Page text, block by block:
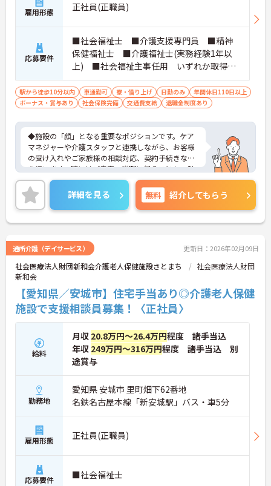
雇用形態 正社員(正職員)
応募要件
■社会福祉士 ■介護支援専門員 ■精神
保健福祉士 ■介護福祉士(実務経験1年以
上) ■社会福祉主事任用 いずれか取得さ
れている方 ■普通自動車免許をお持ちの
方 ※厚生労働大臣が定める科目を3科目以上
履修していることが成績証明書の提示にて
駅から徒歩10分以内 車通勤可 寮・借り上げ 日勤のみ
年間休日110日以上
ボーナス・賞与あり
社会保険完備 交通費支給 退職金制度あり
◆施設の「顔」となる重要なポジションです。ケア
マネジャーや介護スタッフと連携しながら、お客様
の受け入れやご家族様の相談対応、契約手続きなど
を行います。時にはご自宅へ説明に伺うことも。業
務の幅は広いですが、その分、お客様の「困った」
に寄り添い、解決できた時の喜びはひとしおです。
親身な対応ができるあなたを、スタッフみんなが待
っています。
◆年間休日は117日以上あり、シフト制ですが希望
しいポイントです。有給休暇は1時間単位で取得でき
るので、「ちょっと用事を済ませたい」という時に
も便利。オンとオフを上手に切り替えて、自分らし
い働き方が実現できます。
◆タブレット端末を活用した介護記録システムを導
入♪スタッフ同士の情報共有もスムーズになり、
「ご利用者様と向き合う時間が増えた」と現場でも
好評です。効率よく働けます。
詳細を見る 無料 紹介してもらう
通所介護（デイサービス） 更新日：2026年02月09日
社会医療法人財団新和会介護老人保健施設さとまち
社会医療法人財団
新和会
【愛知県／安城市】住宅手当あり◎介護老人保健
施設で支援相談員募集！〈正社員〉
給料
月収 20.8万円～26.4万円程度 諸手当込
年収 249万円～316万円程度 諸手当込 別
途賞与
勤務地
愛知県 安城市 里町畑下62番地
名鉄名古屋本線「新安城駅」バス・車5分
雇用形態 正社員(正職員)
応募要件 ■社会福祉士